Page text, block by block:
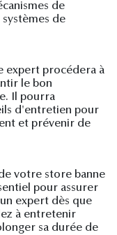
de
de
expert procédera à
le bon
Il pourra
d'entretien pour
et prévenir de
votre store banne
pour assurer
expert dès que
à entretenir
sa durée de